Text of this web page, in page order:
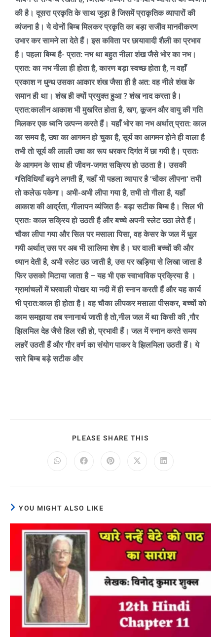
की है। दूसरा प्रकृति के साथ जुड़ा है जिसमें प्राकृतिक व्यापारों की
व्यंजना है। ये दोनों बिम्ब मिलकर प्रकृति का बड़ा सजीव मानवीकरण
उभार कर सामने ला देते हैं। इस कविता पर छायावादी शैली का प्रभाव
है। पहला बिम्ब है- प्रात: नभ था बहुत नीला शंख जैसे भोर का नभ।
प्रात: का नभ नीला ही होता है,कारण बड़ा स्वच्छ होता है,न वहाँ
प्रकाश न धुन्ध उसका आकार शंख जैसा ही है अत: वह नीले शंख के
समान ही था। शंख ही क्यों प्रयुक्त हुआ?शंख नाद करता है।
प्रात:कालीन आकाश भी मुखरित होता है,खग,कूजन और वायु की गति
मिलकर एक ध्वनि उत्पन्न करते हैं। यहाँ भोर का नभ अर्थात् प्रात: काल
का समय है,उषा का आगमन हो चुका है,सूर्य का आगमन होने ही वाला है
तभी तो सूर्य की लाली उषा का रूप धरकर दिगंत में छा गयी है। प्रातः
के आगमन के साथ ही जीवन-जगत सक्रिय हो उठता है। उसकी
गतिविधियाँ बढ़ने लगती हैं,यहाँ भी पहला व्यापार है‘चौका लीपना‘तभी
तो कलेऊ पकेगा। अभी-अभी लीपा गया है,तभी तो गीला है,यहाँ
आकाश की आर्द्रता,गीलापन व्यंजित है- बड़ा सटीक बिम्ब है। सिल भी
प्रातः काल सक्रिय हो उठती है और बच्चे अपनी स्लेट उठा लेते हैं।
चौका लीपा गया और सिल पर मसाला पिसा,वह केसर के जल में धुल
गयी अर्थात् उस पर अब भी लालिमा शेष है। घर वाली बच्चों की और
ध्यान देती है, अभी स्लेट उठ जाती है,उस पर खड़िया से लिखा जाता है
फिर उसको मिटाया जाता है – यह भी एक स्वाभाविक प्रक्रिया है ।
ग्रामांचलों में घरवाली पोखर या नदी में ही स्नान करती हैं और यह कार्य
भी प्रात:काल ही होता है। वह चौका लीपकर मसाला पीसकर,बच्चों को
काम समझाया तब स्नानार्थ जाती है तो,नील जल में था किसी की ,गौर
झिलमिल देह जैसे हिल रही हो,प्रभावी हैं। जल में स्नान करते समय
लहरें उठती हैं और गौर वर्ण का संयोग पाकर वे झिलमिला उठती हैं। ये
सारे बिम्ब बड़े सटीक और
PLEASE SHARE THIS
YOU MIGHT ALSO LIKE